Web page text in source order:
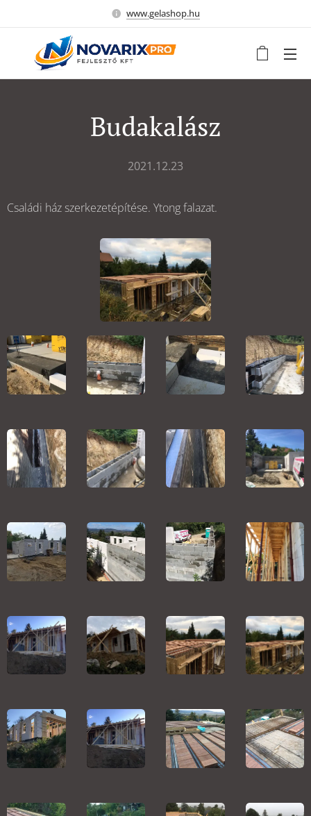
www.gelashop.hu
Budakalász
2021.12.23
Családi ház szerkezetépítése. Ytong falazat.